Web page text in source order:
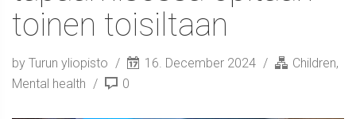
toinen toisiltaan
by Turun yliopisto 16. December 2024 Children,
Mental health
0